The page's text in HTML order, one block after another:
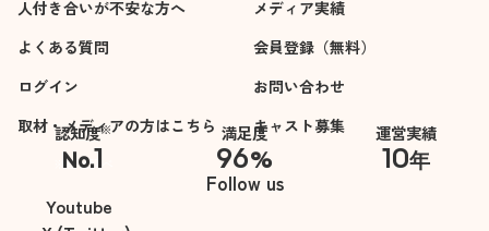
人付き合いが不安な方へ
メディア実績
よくある質問
会員登録（無料）
ログイン
お問い合わせ
取材・メディアの方はこちら
キャスト募集
認知度※
No.1
※自社調べ
満足度
96%
運営実績
10年
Follow us
Youtube